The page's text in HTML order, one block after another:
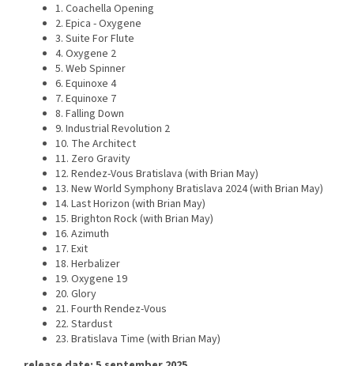
1. Coachella Opening
2. Epica - Oxygene
3. Suite For Flute
4. Oxygene 2
5. Web Spinner
6. Equinoxe 4
7. Equinoxe 7
8. Falling Down
9. Industrial Revolution 2
10. The Architect
11. Zero Gravity
12. Rendez-Vous Bratislava (with Brian May)
13. New World Symphony Bratislava 2024 (with Brian May)
14. Last Horizon (with Brian May)
15. Brighton Rock (with Brian May)
16. Azimuth
17. Exit
18. Herbalizer
19. Oxygene 19
20. Glory
21. Fourth Rendez-Vous
22. Stardust
23. Bratislava Time (with Brian May)